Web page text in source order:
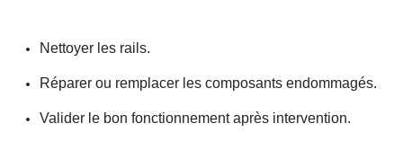
Nettoyer les rails.
Réparer ou remplacer les composants endommagés.
Valider le bon fonctionnement après intervention.